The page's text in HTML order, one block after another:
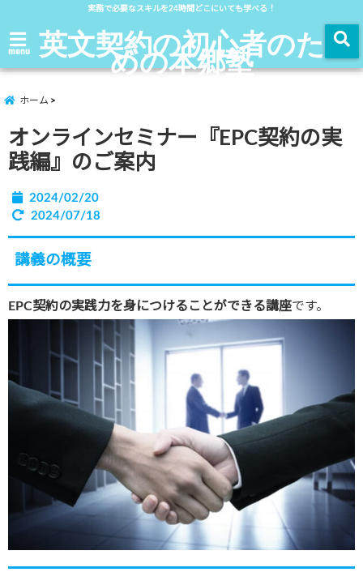
実務で必要なスキルを24時間どこにいても学べる！
menu 英文契約の初心者のた
めの本郷塾
ホーム
オンラインセミナー『EPC契約の実
践編』のご案内
2024/02/20
2024/07/18
講義の概要
EPC契約の実践力を身につけることができる講座です。